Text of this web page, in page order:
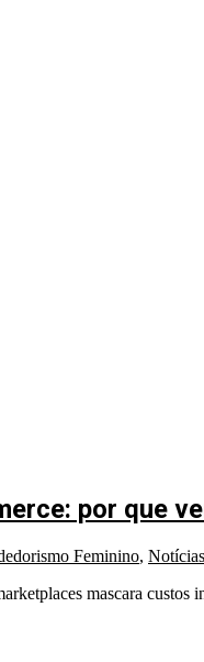
por que
Feminino, Notícias
mascara